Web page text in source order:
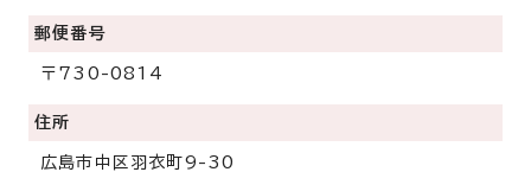
郵便番号
〒730-0814
住所
広島市中区羽衣町9-30